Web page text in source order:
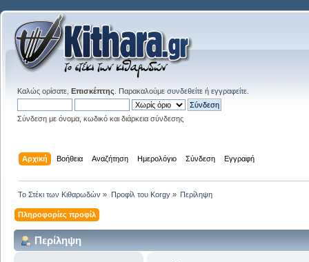
Καλώς ορίσατε, Επισκέπτης . Παρακαλούμε συνδεθείτε ή εγγραφείτε
Σύνδεση με όνομα, κωδικό και διάρκεια σύνδεσης
Αρχική Βοήθεια Αναζήτηση Ημερολόγιο Σύνδεση Εγγραφή
Το Στέκι των Κιθαρωδών » Προφίλ του Korgy» Περίληψη
Πληροφορίες προφίλ
Περίληψη